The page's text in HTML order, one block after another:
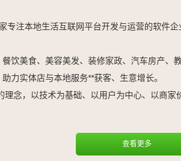
注本地生活互联网平台开发与运营的软件
饮美食、美容美发、装修家政、汽车房产
力实体店与本地服务**获客、生意增长。
念，以技术为基础、以用户为中心、以商
查看更多